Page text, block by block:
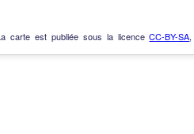
carte est publiée sous la licenceCC-BY-SA